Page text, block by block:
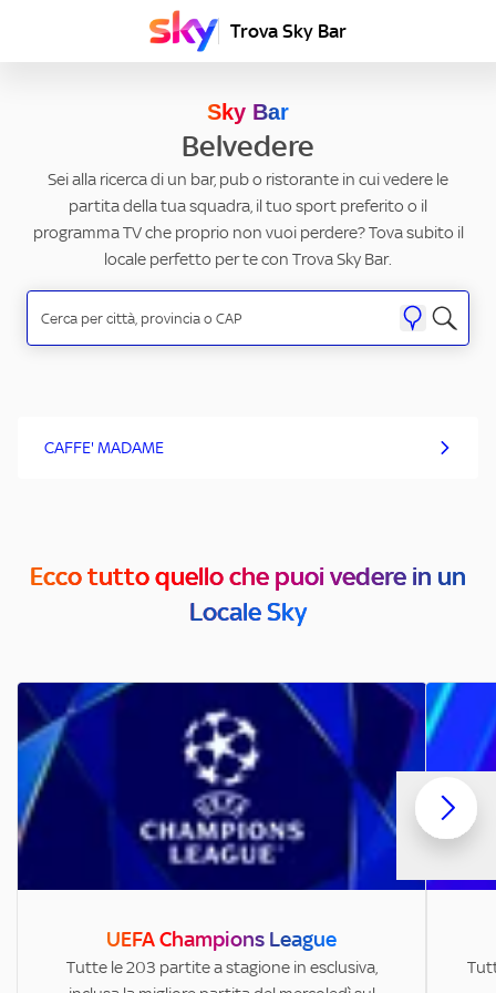
Trova Sky Bar
Sky Bar
Belvedere
Sei alla ricerca di un bar, pub o ristorante in cui vedere le
partita della tua squadra, il tuo sport preferito o il
programma TV che proprio non vuoi perdere? Tova subito il
locale perfetto per te con Trova Sky Bar.
CAFFE' MADAME
Ecco tutto quello che puoi vedere in un
Locale Sky
UEFA Champions League
Tutte le 203 partite a stagione in esclusiva,